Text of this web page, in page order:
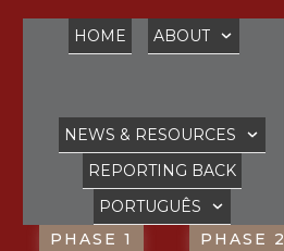
HOME ABOUT
NEWS & RESOURCES
REPORTING BACK
PORTUGUÊS
PHASE 1
PHASE 2